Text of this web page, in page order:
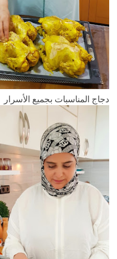
دجاج المناسبات بجميع الأسرار